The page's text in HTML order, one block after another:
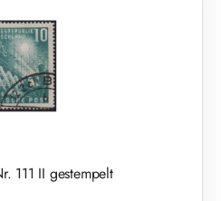
111 II gestempelt